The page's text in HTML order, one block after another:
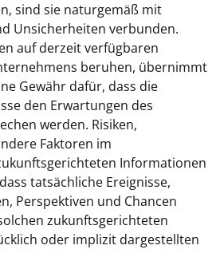
sind sie naturgemäß mit
Unsicherheiten verbunden.
auf derzeit verfügbaren
beruhen, übernimmt
Gewähr dafür, dass die
den Erwartungen des
werden. Risiken,
Faktoren im
Informationen
tatsächliche Ereignisse,
Perspektiven und Chancen
zukunftsgerichteten
oder implizit dargestellten